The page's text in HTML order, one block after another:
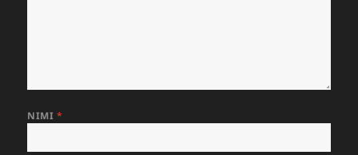
NIMI *